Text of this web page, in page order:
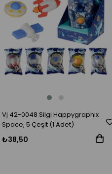
Vj 42-0048 Silgi Happygraphix
Space, 5 Çeşit (1 Adet)
₺38,50